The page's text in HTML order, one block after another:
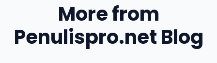
More from
Penulispro.net Blog